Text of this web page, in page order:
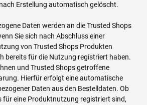
Erstellung automatisch gelöscht.
Daten werden an die Trusted Shops
Sie sich nach Abschluss einer
von Trusted Shops Produkten
bereits für die Nutzung registriert haben.
und Trusted Shops getroffene
Hierfür erfolgt eine automatische
Daten aus den Bestelldaten. Ob
für eine Produktnutzung registriert sind,